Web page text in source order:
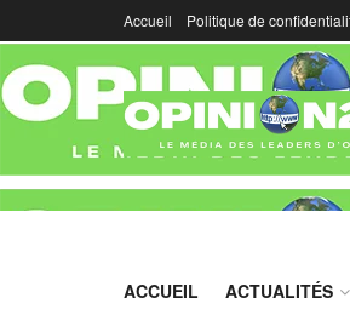
Accueil Politique de
ACCUEIL ACTUALITÉS